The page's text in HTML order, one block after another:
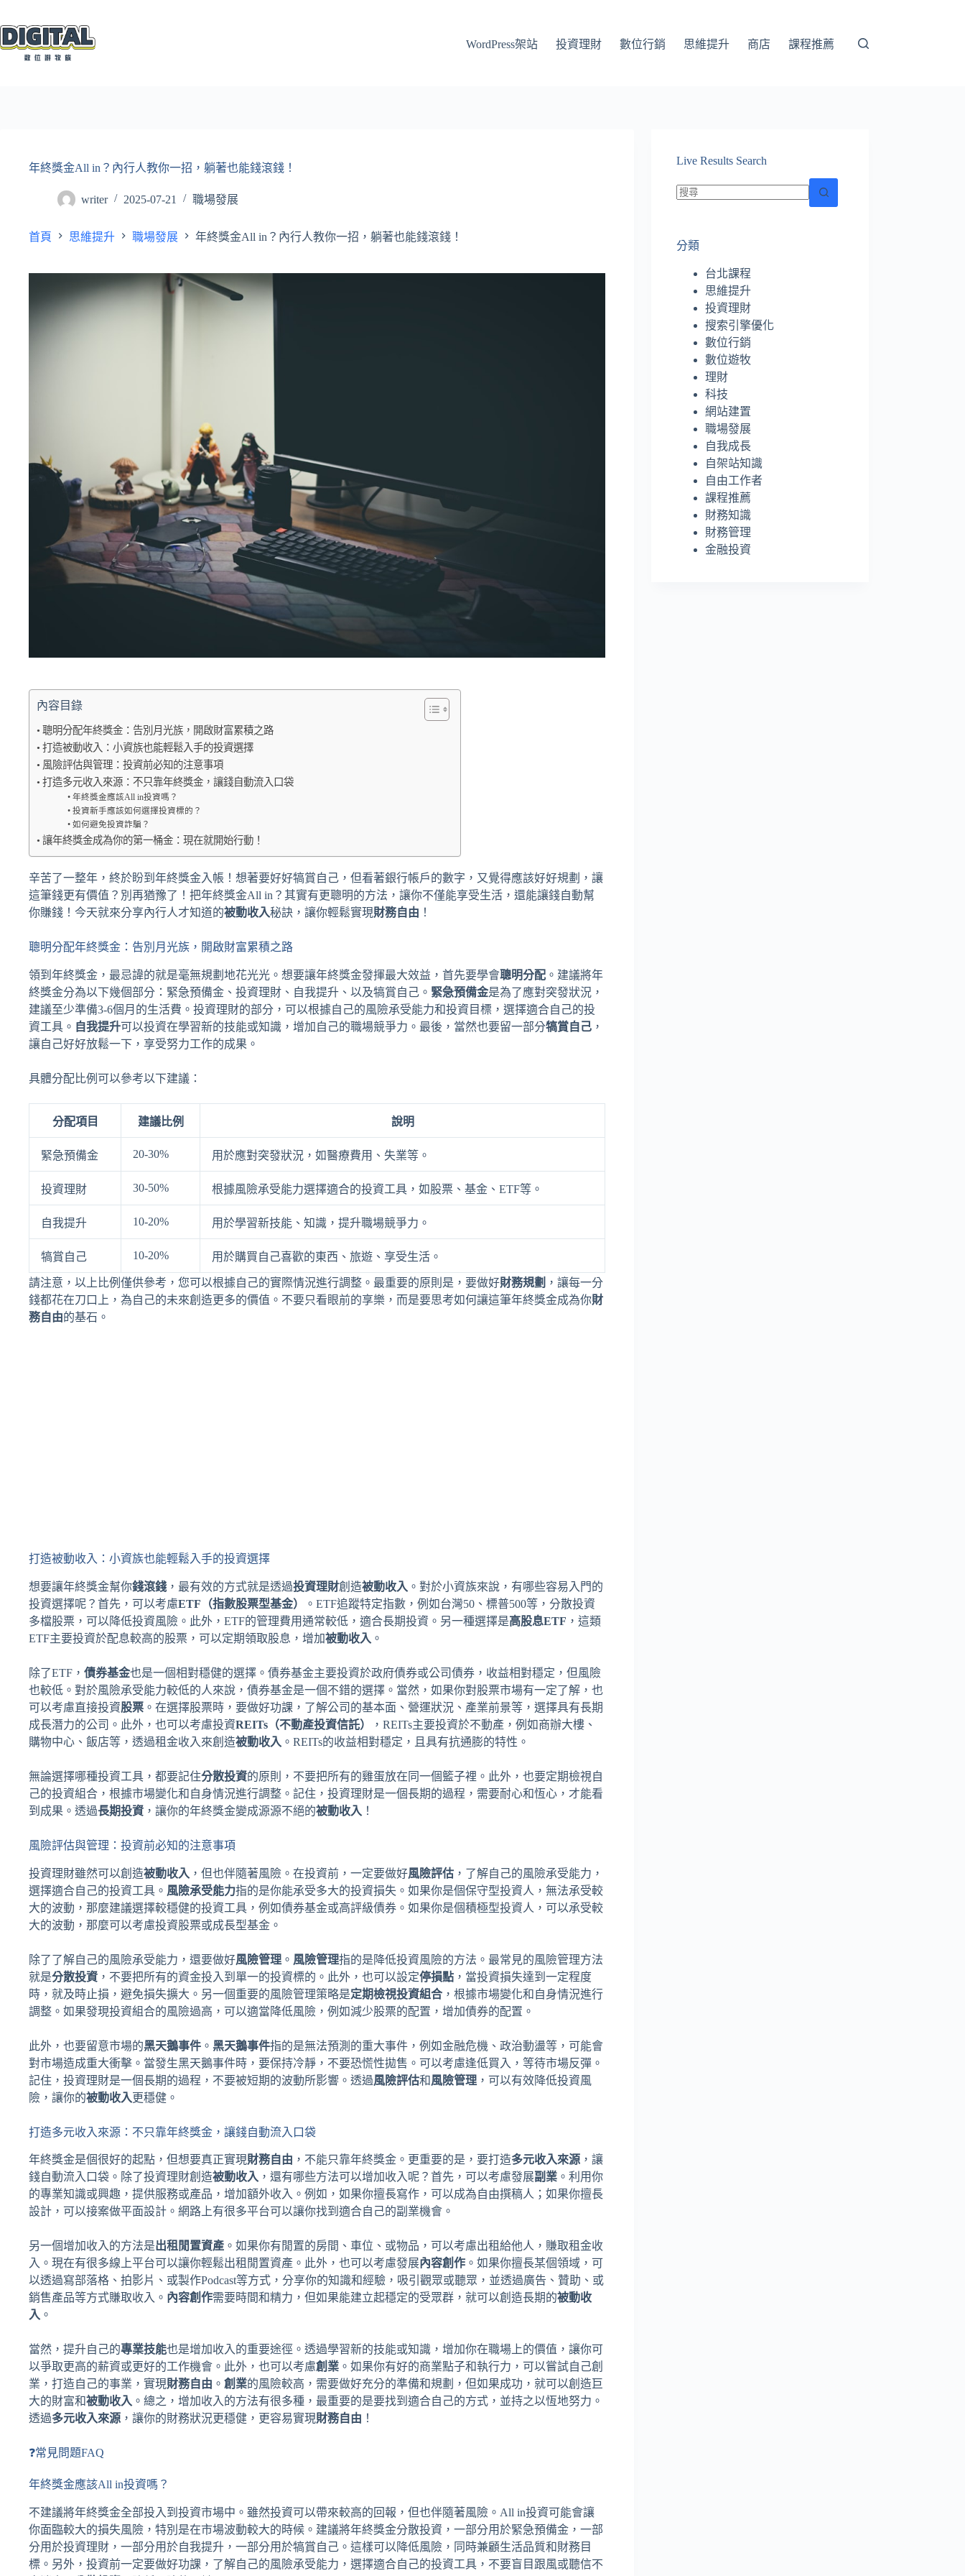
至
主
WordPress架站 投資理財 數位行銷 思維提升 商店 課程推薦
年終獎金All in？內行人教你一招，躺著也能錢滾錢！
writer 2025-07-21 職場發展
首頁 思維提升 職場發展 年終獎金All in？內行人教你一招，躺著也能錢滾錢！
內容目錄
聰明分配年終獎金：告別月光族，開啟財富累積之路
打造被動收入：小資族也能輕鬆入手的投資選擇
風險評估與管理：投資前必知的注意事項
打造多元收入來源：不只靠年終獎金，讓錢自動流入口袋
年終獎金應該All in投資嗎？
投資新手應該如何選擇投資標的？
如何避免投資詐騙？
讓年終獎金成為你的第一桶金：現在就開始行動！
辛苦了一整年，終於盼到年終獎金入帳！想著要好好犒賞自己，但看著銀行帳戶的數字，又覺得應該好好規劃，讓
這筆錢更有價值？別再猶豫了！把年終獎金All in？其實有更聰明的方法，讓你不僅能享受生活，還能讓錢自動幫
你賺錢！今天就來分享內行人才知道的被動收入秘訣，讓你輕鬆實現財務自由 ！
聰明分配年終獎金：告別月光族，開啟財富累積之路
領到年終獎金，最忌諱的就是毫無規劃地花光光。想要讓年終獎金發揮最大效益，首先要學會聰明分配 。建議將年
終獎金分為以下幾個部分：緊急預備金、投資理財、自我提升、以及犒賞自己。 緊急預備金是為了應對突發狀況，
建議至少準備3-6個月的生活費。投資理財的部分，可以根據自己的風險承受能力和投資目標，選擇適合自己的投
資工具。 自我提升可以投資在學習新的技能或知識，增加自己的職場競爭力。最後，當然也要留一部分犒賞自己 ，
讓自己好好放鬆一下，享受努力工作的成果。
具體分配比例可以參考以下建議：
分配項目 建議比例 說明
緊急預備金 20-30% 用於應對突發狀況，如醫療費用、失業等。
投資理財 30-50% 根據風險承受能力選擇適合的投資工具，如股票、基金、ETF等。
自我提升 10-20% 用於學習新技能、知識，提升職場競爭力。
犒賞自己 10-20% 用於購買自己喜歡的東西、旅遊、享受生活。
請注意，以上比例僅供參考，您可以根據自己的實際情況進行調整。最重要的原則是，要做好財務規劃 ，讓每一分
錢都花在刀口上，為自己的未來創造更多的價值。不要只看眼前的享樂，而是要思考如何讓這筆年終獎金成為你財
務自由的基石。
打造被動收入：小資族也能輕鬆入手的投資選擇
想要讓年終獎金幫你錢滾錢 ，最有效的方式就是透過投資理財創造被動收入 。對於小資族來說，有哪些容易入門的
投資選擇呢？首先，可以考慮ETF（指數股票型基金）
。ETF追蹤特定指數，例如台灣50、標普500等，分散投資
多檔股票，可以降低投資風險。此外，ETF的管理費用通常較低，適合長期投資。另一種選擇是高股息ETF ，這類
ETF主要投資於配息較高的股票，可以定期領取股息，增加被動收入 。
除了ETF， 債券基金也是一個相對穩健的選擇。債券基金主要投資於政府債券或公司債券，收益相對穩定，但風險
也較低。對於風險承受能力較低的人來說，債券基金是一個不錯的選擇。當然，如果你對股票市場有一定了解，也
可以考慮直接投資股票 。在選擇股票時，要做好功課，了解公司的基本面、營運狀況、產業前景等，選擇具有長期
成長潛力的公司。此外，也可以考慮投資REITs（不動產投資信託）
，REITs主要投資於不動產，例如商辦大樓、
購物中心、飯店等，透過租金收入來創造被動收入 。REITs的收益相對穩定，且具有抗通膨的特性。
無論選擇哪種投資工具，都要記住分散投資的原則，不要把所有的雞蛋放在同一個籃子裡。此外，也要定期檢視自
己的投資組合，根據市場變化和自身情況進行調整。記住，投資理財是一個長期的過程，需要耐心和恆心，才能看
到成果。透過長期投資 ，讓你的年終獎金變成源源不絕的被動收入 ！
風險評估與管理：投資前必知的注意事項
投資理財雖然可以創造被動收入 ，但也伴隨著風險。在投資前，一定要做好風險評估 ，了解自己的風險承受能力，
選擇適合自己的投資工具。 風險承受能力指的是你能承受多大的投資損失。如果你是個保守型投資人，無法承受較
大的波動，那麼建議選擇較穩健的投資工具，例如債券基金或高評級債券。如果你是個積極型投資人，可以承受較
大的波動，那麼可以考慮投資股票或成長型基金。
除了了解自己的風險承受能力，還要做好風險管理 。 風險管理指的是降低投資風險的方法。最常見的風險管理方法
就是分散投資 ，不要把所有的資金投入到單一的投資標的。此外，也可以設定停損點 ，當投資損失達到一定程度
時，就及時止損，避免損失擴大。另一個重要的風險管理策略是定期檢視投資組合 ，根據市場變化和自身情況進行
調整。如果發現投資組合的風險過高，可以適當降低風險，例如減少股票的配置，增加債券的配置。
此外，也要留意市場的黑天鵝事件 。 黑天鵝事件指的是無法預測的重大事件，例如金融危機、政治動盪等，可能會
對市場造成重大衝擊。當發生黑天鵝事件時，要保持冷靜，不要恐慌性拋售。可以考慮逢低買入，等待市場反彈。
記住，投資理財是一個長期的過程，不要被短期的波動所影響。透過風險評估和風險管理 ，可以有效降低投資風
險，讓你的被動收入更穩健。
打造多元收入來源：不只靠年終獎金，讓錢自動流入口袋
年終獎金是個很好的起點，但想要真正實現財務自由 ，不能只靠年終獎金。更重要的是，要打造多元收入來源 ，讓
錢自動流入口袋。除了投資理財創造被動收入 ，還有哪些方法可以增加收入呢？首先，可以考慮發展副業 。利用你
的專業知識或興趣，提供服務或產品，增加額外收入。例如，如果你擅長寫作，可以成為自由撰稿人；如果你擅長
設計，可以接案做平面設計。網路上有很多平台可以讓你找到適合自己的副業機會。
另一個增加收入的方法是出租閒置資產 。如果你有閒置的房間、車位、或物品，可以考慮出租給他人，賺取租金收
入。現在有很多線上平台可以讓你輕鬆出租閒置資產。此外，也可以考慮發展內容創作 。如果你擅長某個領域，可
以透過寫部落格、拍影片、或製作Podcast等方式，分享你的知識和經驗，吸引觀眾或聽眾，並透過廣告、贊助、或
銷售產品等方式賺取收入。 內容創作需要時間和精力，但如果能建立起穩定的受眾群，就可以創造長期的被動收
入 。
當然，提升自己的專業技能也是增加收入的重要途徑。透過學習新的技能或知識，增加你在職場上的價值，讓你可
以爭取更高的薪資或更好的工作機會。此外，也可以考慮創業 。如果你有好的商業點子和執行力，可以嘗試自己創
業，打造自己的事業，實現財務自由 。 創業的風險較高，需要做好充分的準備和規劃，但如果成功，就可以創造巨
大的財富和被動收入 。總之，增加收入的方法有很多種，最重要的是要找到適合自己的方式，並持之以恆地努力。
透過多元收入來源 ，讓你的財務狀況更穩健，更容易實現財務自由 ！
❓常見問題FAQ
年終獎金應該All in投資嗎？
不建議將年終獎金全部投入到投資市場中。雖然投資可以帶來較高的回報，但也伴隨著風險。All in投資可能會讓
你面臨較大的損失風險，特別是在市場波動較大的時候。建議將年終獎金分散投資，一部分用於緊急預備金，一部
分用於投資理財，一部分用於自我提升，一部分用於犒賞自己。這樣可以降低風險，同時兼顧生活品質和財務目
標。另外，投資前一定要做好功課，了解自己的風險承受能力，選擇適合自己的投資工具，不要盲目跟風或聽信不
Live Results Search
到
分類
台北課程
思維提升
投資理財
搜索引擎優化
數位行銷
數位遊牧
理財
科技
網站建置
職場發展
自我成長
自架站知識
自由工作者
課程推薦
財務知識
財務管理
金融投資